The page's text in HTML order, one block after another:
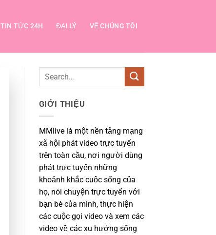
TIN TỨC 24H ĐẠI LÝ VỀ CHÚNG TÔI
GIỚI THIỆU
MMlive là một nền tảng mạng
xã hội phát video trực tuyến
trên toàn cầu, nơi người dùng
phát trực tuyến những
khoảnh khắc cuộc sống của
họ, nói chuyện trực tuyến với
bạn bè của mình, thực hiện
các cuộc gọi video và xem các
video về các xu hướng sống